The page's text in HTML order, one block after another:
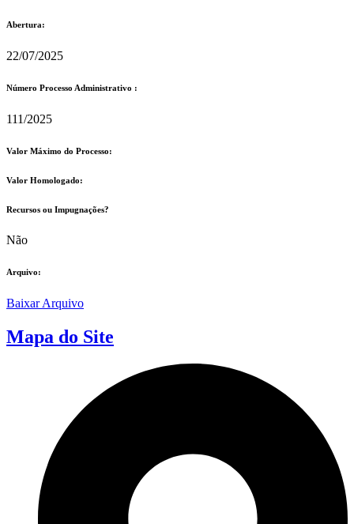
Abertura:
22/07/2025
Número Processo Administrativo :
111/2025
Valor Máximo do Processo: ​
Valor Homologado: ​
Recursos ou Impugnações? ​
Não
Arquivo:
Baixar Arquivo
Mapa do Site